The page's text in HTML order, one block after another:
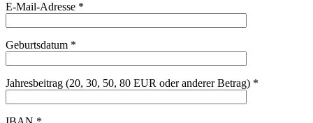
E-Mail-Adresse *
Geburtsdatum *
Jahresbeitrag (20, 30, 50, 80 EUR oder anderer Betrag) *